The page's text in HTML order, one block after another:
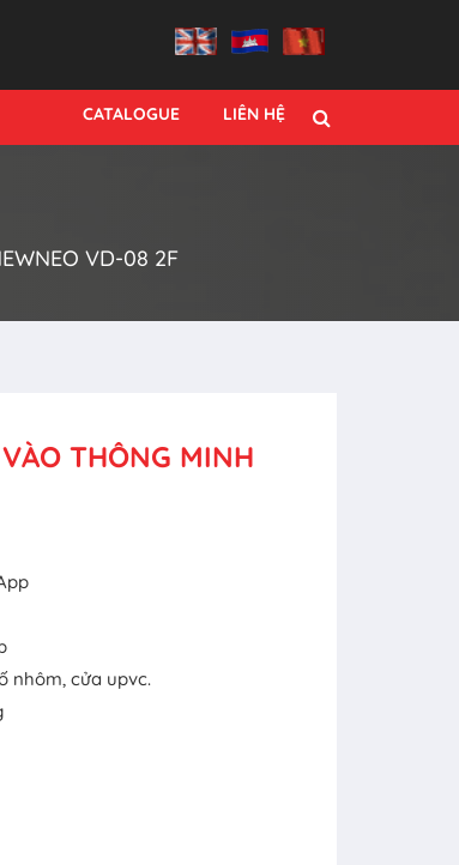
CATALOGUE LIÊN HỆ
VD-08 2F
THÔNG MINH
nhôm, cửa upvc.